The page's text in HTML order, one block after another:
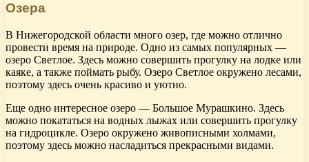
Озера
В Нижегородской области много озер, где можно отлично
провести время на природе. Одно из самых популярных —
озеро Светлое. Здесь можно совершить прогулку на лодке или
каяке, а также поймать рыбу. Озеро Светлое окружено лесами,
поэтому здесь очень красиво и уютно.
Еще одно интересное озеро — Большое Мурашкино. Здесь
можно покататься на водных лыжах или совершить прогулку
на гидроцикле. Озеро окружено живописными холмами,
поэтому здесь можно насладиться прекрасными видами.